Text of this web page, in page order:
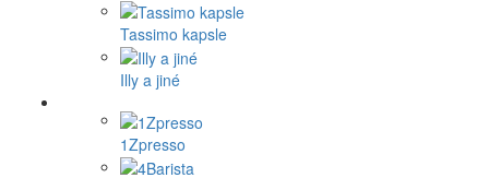
Tassimo kapsle
Illy a jiné
1Zpresso